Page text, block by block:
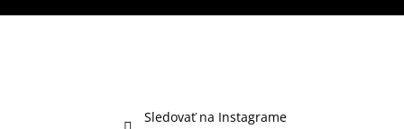
Sledovať na Instagrame